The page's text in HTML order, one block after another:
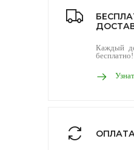
Каждый